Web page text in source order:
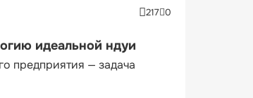
217 0
идеальной ндуи
предприятия — задача